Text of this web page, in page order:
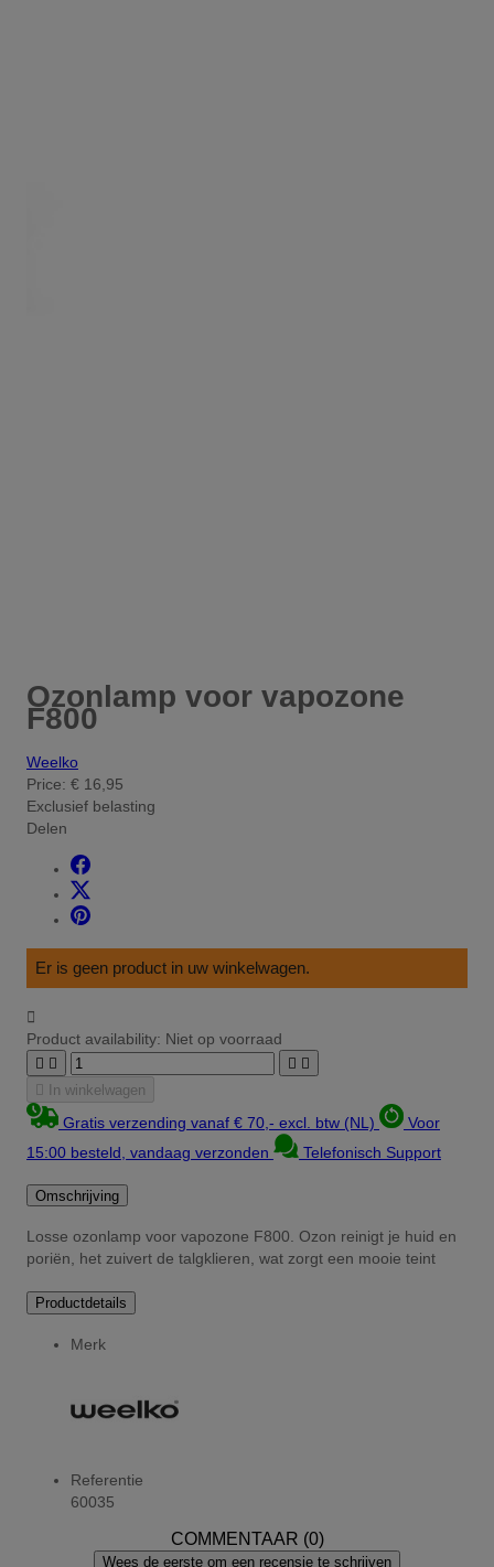
Ozonlamp voor vapozone
F800
Weelko
Price: € 16,95
Exclusief belasting
Delen
Er is geen product in uw winkelwagen.

Product availability: Niet op voorraad
   
In winkelwagen
Gratis verzending vanaf € 70,- excl. btw (NL)
Voor
15:00 besteld, vandaag verzonden
Telefonisch Support
Omschrijving
Losse ozonlamp voor vapozone F800. Ozon reinigt je huid en
poriën, het zuivert de talgklieren, wat zorgt een mooie teint
Productdetails
Merk
Referentie
60035
COMMENTAAR (0)
Wees de eerste om een recensie te schrijven